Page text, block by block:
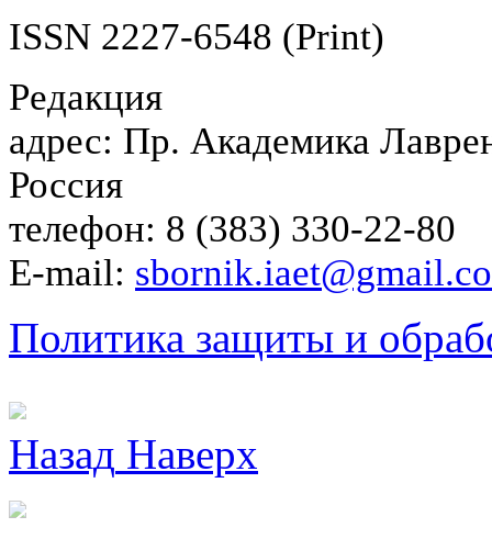
ISSN 2227-6548 (Print)
Редакция
адрес: Пр. Академика
Россия
телефон: 8 (383) 330-22-80
E-mail:
Политика защиты и
Назад Наверх